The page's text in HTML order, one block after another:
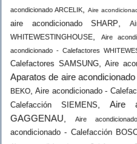
acondicionado ARCELIK
,Aire
aire acondicionado SHARP
,
WHITEWESTINGHOUSE
Aire
acondicionado - Calefactores
Calefactores SAMSUNG,Aire
Aparatos de aire
BEKO ,Aire acondicionado -
Calefacción SIEMENS
Aire
GAGGENAU
Aire
acondicionado - Calefacción